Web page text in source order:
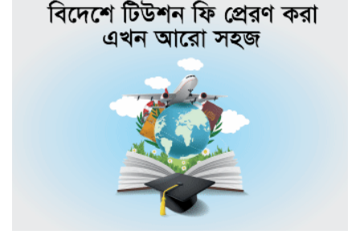
ছড়াকার তোরাব আল হাবীব-এর শ্বশুরের
সিলেট মহানগর ছাত্রদলের সভাপতির
আলোচনায় আবুল হোসেন